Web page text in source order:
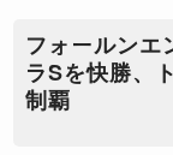
フォールンエ
ラSを快勝、
制覇